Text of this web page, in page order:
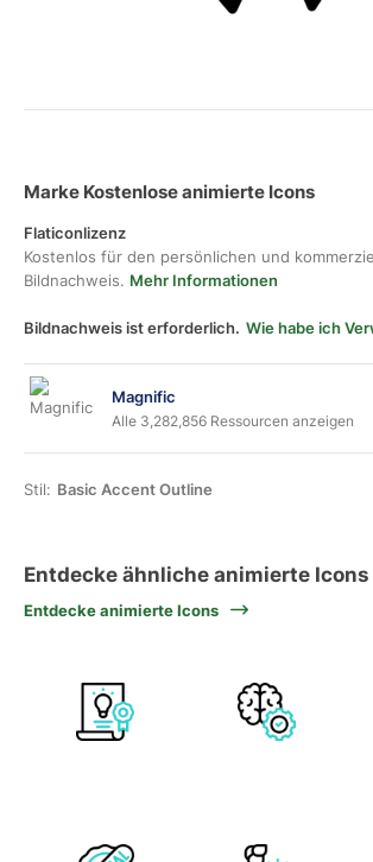
Marke Kostenlose animierte Icons
Flaticonlizenz
Kostenlos für den persönlichen und
Bildnachweis. Mehr Informationen
Bildnachweis ist erforderlich. Wie habe ich
Magnific
Alle 3,282,856 Ressourcen anzeigen
Stil: Basic Accent Outline
Entdecke ähnliche animierte
Entdecke animierte Icons